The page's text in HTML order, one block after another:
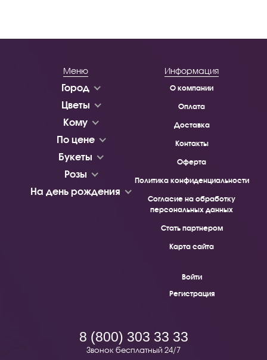
Меню
Город
Цветы
Кому
По цене
Букеты
Розы
На день рождения
Информация
О компании
Оплата
Доставка
Контакты
Оферта
Политика конфиденциальности
Согласие на обработку
персональных данных
Стать партнером
Карта сайта
Войти
Регистрация
8 (800) 303 33 33
Звонок бесплатный 24/7